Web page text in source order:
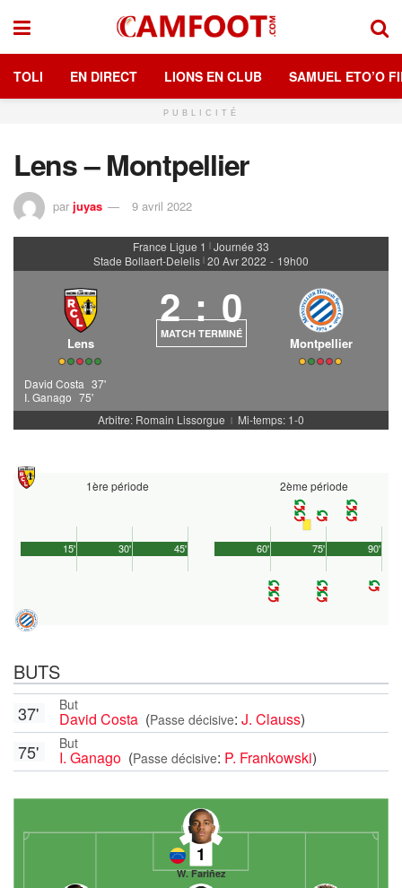
TOLI EN DIRECT LIONS EN CLUB SAMUEL ETO’O
PUBLICITÉ
Lens – Montpellier
par juyas 9 avril 2022
France Ligue 1 | Journée 33
Stade Bollaert-Delelis | 20 Avr 2022 - 19h00
Lens
2 : 0
MATCH TERMINÉ
Montpellier
David Costa 37'
I. Ganago 75'
Arbitre: Romain Lissorgue
| Mi-temps: 1-0
1ère période
45'
15' 30'
2ème période
90'
60' 75'
BUTS
But
David Costa (Passe décisive: J. Clauss)
37'
But
I. Ganago (Passe décisive: P. Frankowski)
75'
1
W. Fariñez